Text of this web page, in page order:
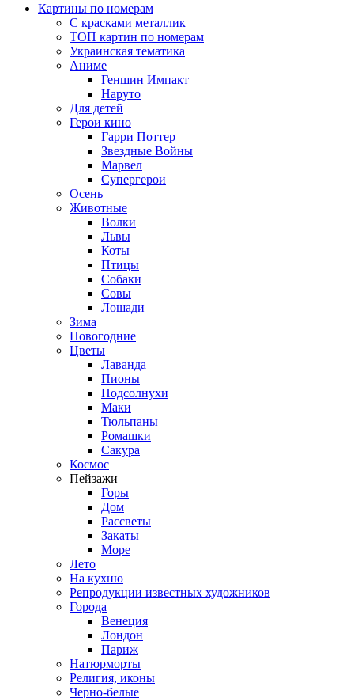
Картины по номерам
С красками металлик
ТОП картин по номерам
Украинская тематика
Аниме
Геншин Импакт
Наруто
Для детей
Герои кино
Гарри Поттер
Звездные Войны
Марвел
Супергерои
Осень
Животные
Волки
Львы
Коты
Птицы
Собаки
Совы
Лошади
Зима
Новогодние
Цветы
Лаванда
Пионы
Подсолнухи
Маки
Тюльпаны
Ромашки
Сакура
Космос
Пейзажи
Горы
Дом
Рассветы
Закаты
Море
Лето
На кухню
Репродукции известных художников
Города
Венеция
Лондон
Париж
Натюрморты
Религия, иконы
Черно-белые